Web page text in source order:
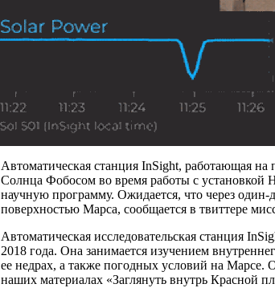
Автоматическая станция InSight, работающая на
Солнца Фобосом во время работы с установкой
научную программу. Ожидается, что через один-
поверхностью Марса, сообщается в твиттере
Автоматическая исследовательская станция
2018 года. Она занимается изучением
ее недрах, а также погодных условий на Марсе.
наших материалах «Заглянуть внутрь Красной